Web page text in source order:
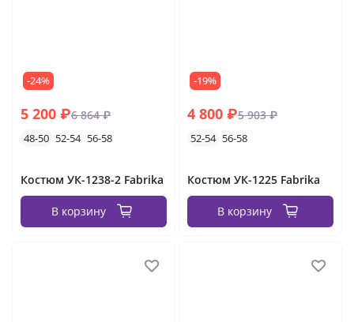
-24%
5 200 ₽6 864 ₽
48-50 52-54 56-58
Костюм УК-1238-2 Fabrika
В корзину
-19%
4 800 ₽5 903 ₽
52-54 56-58
Костюм УК-1225 Fabrika
В корзину